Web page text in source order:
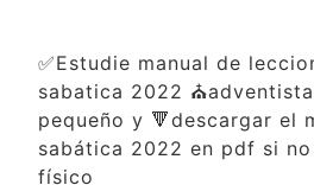
✅Estudie manual de
sabatica 2022
pequeño y 🔻descargar el
sabática 2022 en pdf si no
físico